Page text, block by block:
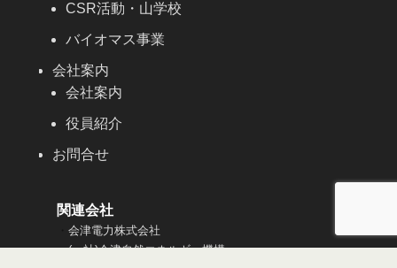
CSR活動・山学校
バイオマス事業
会社案内
会社案内
役員紹介
お問合せ
関連会社
会津電力株式会社
・(一社)会津自然エネルギー機構